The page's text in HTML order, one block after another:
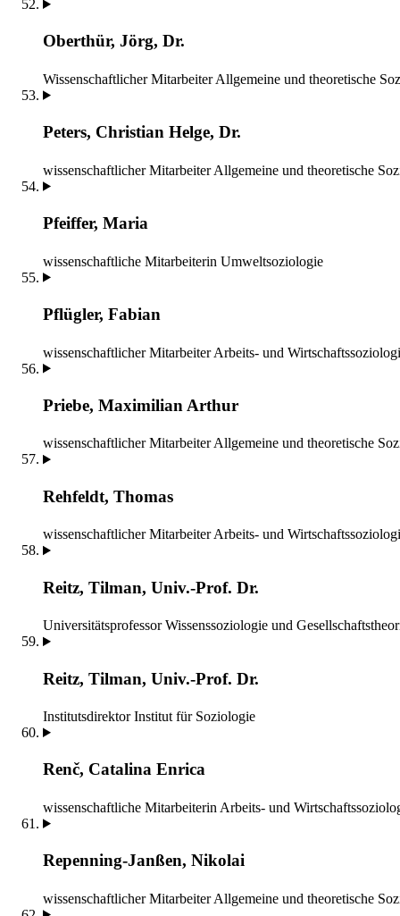
Oberthür, Jörg, Dr.
Wissenschaftlicher Mitarbeiter Allgemeine und theoretische
Peters, Christian Helge, Dr.
wissenschaftlicher Mitarbeiter Allgemeine und theoretische
Pfeiffer, Maria
wissenschaftliche Mitarbeiterin Umweltsoziologie
Pflügler, Fabian
wissenschaftlicher Mitarbeiter Arbeits- und
Priebe, Maximilian Arthur
wissenschaftlicher Mitarbeiter Allgemeine und theoretische
Rehfeldt, Thomas
wissenschaftlicher Mitarbeiter Arbeits- und
Reitz, Tilman, Univ.-Prof. Dr.
Universitätsprofessor Wissenssoziologie und
Reitz, Tilman, Univ.-Prof. Dr.
Institutsdirektor Institut für Soziologie
Renč, Catalina Enrica
wissenschaftliche Mitarbeiterin Arbeits- und
Repenning-Janßen, Nikolai
wissenschaftlicher Mitarbeiter Allgemeine und theoretische